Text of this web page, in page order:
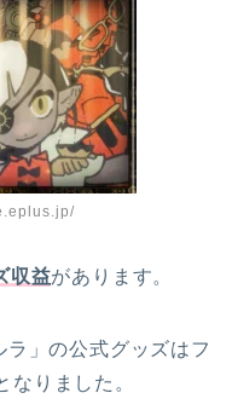
収益があります。
」の公式グッズはフ
なりました。